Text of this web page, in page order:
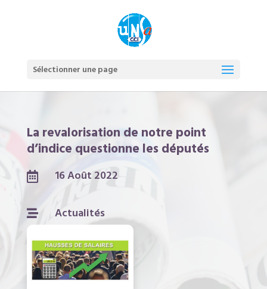
Sélectionner une page
La revalorisation de notre point
d’indice questionne les députés
 16 Août 2022
 Actualités